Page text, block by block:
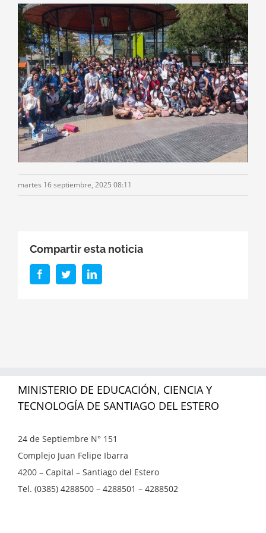
martes 16 septiembre, 2025 08:11
Compartir esta noticia
FacebookTwitterLinkedIn
MINISTERIO DE EDUCACIÓN, CIENCIA Y
TECNOLOGÍA DE SANTIAGO DEL ESTERO
24 de Septiembre N° 151
Complejo Juan Felipe Ibarra
4200 – Capital – Santiago del Estero
Tel. (0385) 4288500 – 4288501 – 4288502